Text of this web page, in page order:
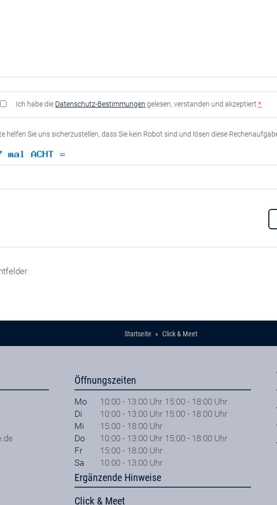
Ich habe die Datenschutz-Bestimmungen gelesen, verstanden und akzeptiert*
helfen Sie uns sicherzustellen, dass Sie kein Robot sind und lösen diese
Startseite Click & Meet
Öffnungszeiten
Mo
10:00 - 13:00 Uhr 15:00 - 18:00 Uhr
Di
10:00 - 13:00 Uhr 15:00 - 18:00 Uhr
Mi
15:00 - 18:00 Uhr
Do
10:00 - 13:00 Uhr 15:00 - 18:00 Uhr
Fr
15:00 - 18:00 Uhr
Sa
10:00 - 13:00 Uhr
Ergänzende Hinweise
Click & Meet